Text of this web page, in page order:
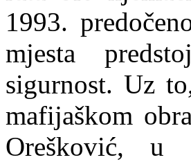
1993.
mjesta
sigurnost. Uz
mafijaškom
Orešković, u